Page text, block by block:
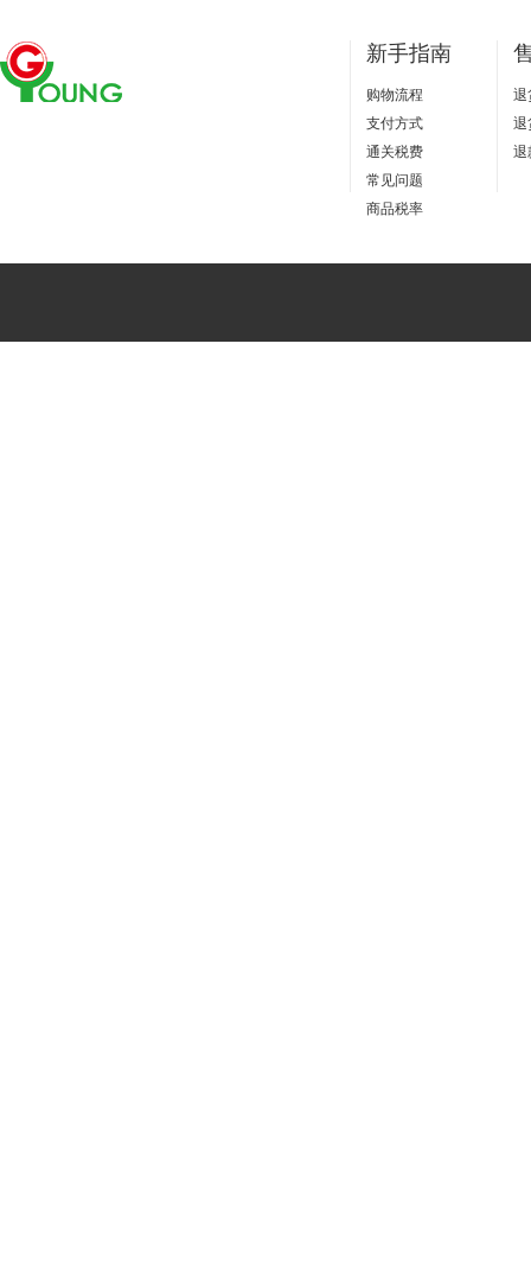
新手指南
购物流程
支付方式
通关税费
常见问题
商品税率
退
退
退